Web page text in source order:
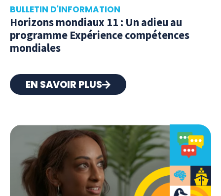
BULLETIN D'INFORMATION
Horizons mondiaux 11 : Un adieu au
programme Expérience compétences
mondiales
EN SAVOIR PLUS